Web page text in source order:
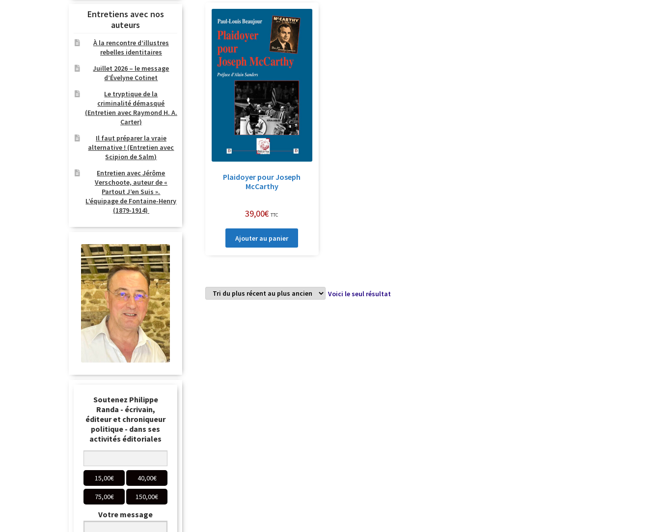
Plaidoyer pour Joseph
McCarthy
39,00€ TTC
Ajouter au panier
Voici le seul résultat
Entretiens avec nos
auteurs
À la rencontre d’illustres
rebelles identitaires
Juillet 2026 – le message
d’Évelyne Cotinet
Le tryptique de la
criminalité démasqué
(Entretien avec Raymond H. A.
Carter)
Il faut préparer la vraie
alternative ! (Entretien avec
Scipion de Salm)
Entretien avec Jérôme
Verschoote, auteur de «
Partout J’en Suis ».
L’équipage de Fontaine-Henry
(1879-1914)
Soutenez Philippe
Randa - écrivain,
éditeur et chroniqueur
politique - dans ses
activités éditoriales
15,00€ 40,00€
75,00€ 150,00€
Votre message